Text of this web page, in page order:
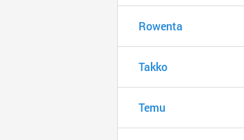
Rowenta
Takko
Temu